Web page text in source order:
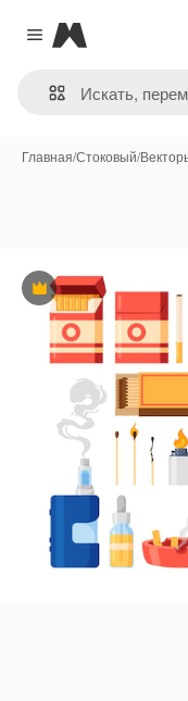
Close menu
Magnific
Главная/Стоковый/
Премиум